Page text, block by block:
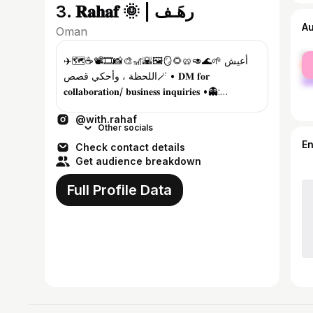
3. 𝐑𝐚𝐡𝐚𝐟 🌞 | رهَـف
Oman
✈️🗺️☕️📽️🎞️📸🎨🎢🌇🖼️🪞🌻🥨🥑🌊🌱 أعيش
اللحظة ، وأحكي قصص🪄 • 𝐃𝐌 𝐟𝐨𝐫
𝐜𝐨𝐥𝐥𝐚𝐛𝐨𝐫𝐚𝐭𝐢𝐨𝐧/ 𝐛𝐮𝐬𝐢𝐧𝐞𝐬𝐬 𝐢𝐧𝐪𝐮𝐢𝐫𝐢𝐞𝐬 •👻:
@with.rahaf
Other socials
Check contact details
Get audience breakdown
Full Profile Data